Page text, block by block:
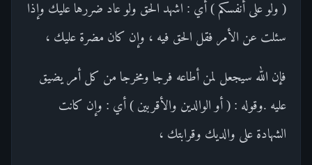
( ولو على أنفسكم ) أي : اشهد الحق ولو عاد ضررها عليك وإذا
سئلت عن الأمر فقل الحق فيه ، وإن كان مضرة عليك ،
فإن الله سيجعل لمن أطاعه فرجا ومخرجا من كل أمر يضيق
عليه .وقوله : ( أو الوالدين والأقربين ) أي : وإن كانت
الشهادة على والديك وقرابتك ،